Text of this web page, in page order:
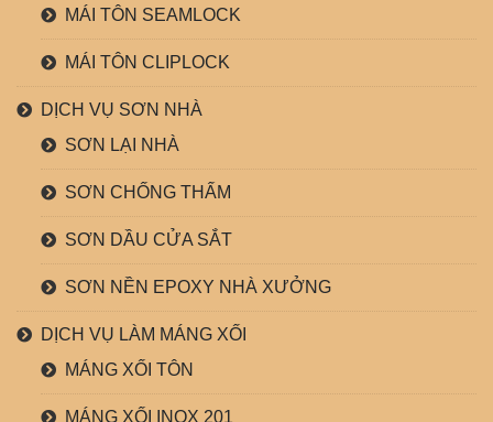
MÁI TÔN SEAMLOCK
MÁI TÔN CLIPLOCK
DỊCH VỤ SƠN NHÀ
SƠN LẠI NHÀ
SƠN CHỐNG THẤM
SƠN DẦU CỬA SẮT
SƠN NỀN EPOXY NHÀ XƯỞNG
DỊCH VỤ LÀM MÁNG XỐI
MÁNG XỐI TÔN
MÁNG XỐI INOX 201